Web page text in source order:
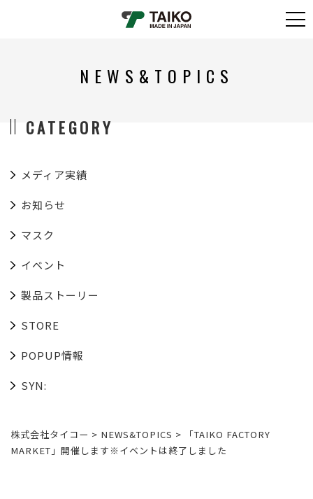
NEWS&TOPICS
CATEGORY
メディア実績
お知らせ
マスク
イベント
製品ストーリー
STORE
POPUP情報
SYN:
株式会社タイコー > NEWS&TOPICS >
「TAIKO FACTORY
MARKET」開催します※イベントは終了しました